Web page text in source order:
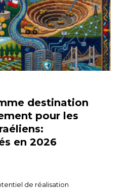
destination
pour les
en 2026
de réalisation